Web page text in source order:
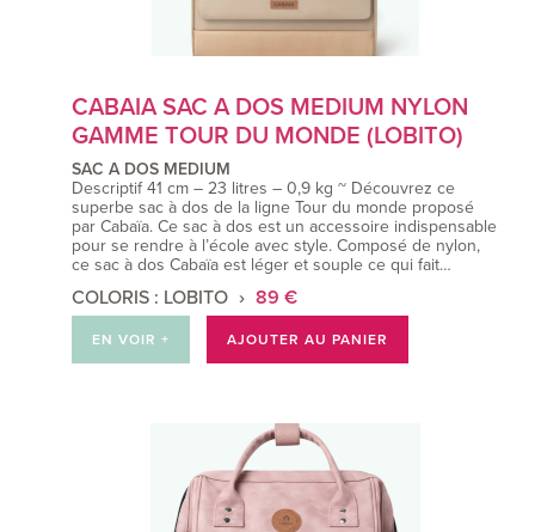
CABAIA SAC A DOS MEDIUM NYLON
GAMME TOUR DU MONDE (LOBITO)
SAC A DOS MEDIUM
Descriptif 41 cm – 23 litres – 0,9 kg ~ Découvrez ce
superbe sac à dos de la ligne Tour du monde proposé
par Cabaïa. Ce sac à dos est un accessoire indispensable
pour se rendre à l’école avec style. Composé de nylon,
ce sac à dos Cabaïa est léger et souple ce qui fait…
COLORIS : LOBITO 89 €
EN VOIR + AJOUTER AU PANIER